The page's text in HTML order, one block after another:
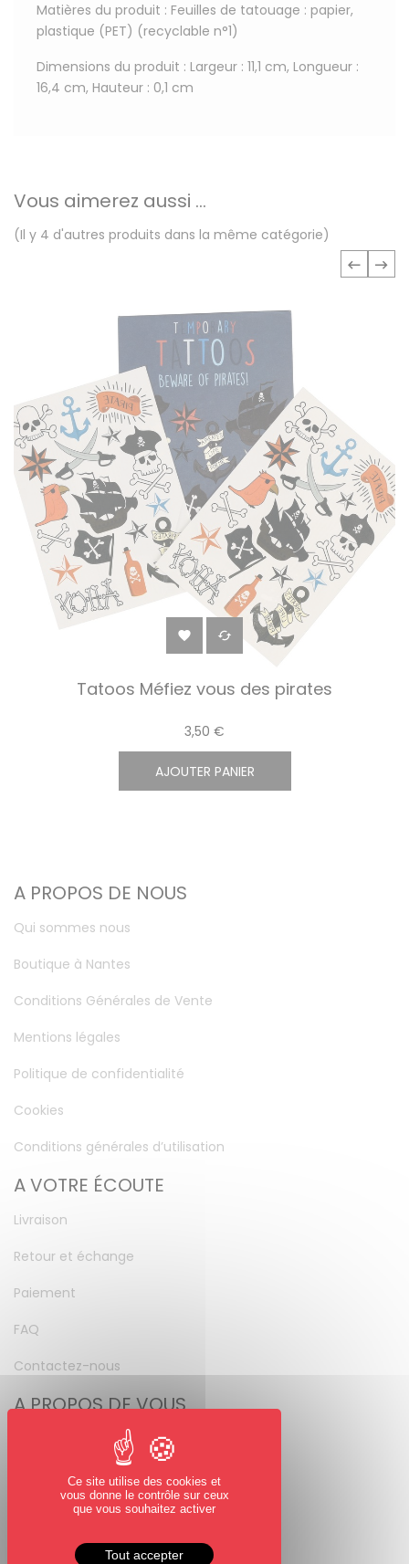
Matières du produit : Feuilles de tatouage : papier,
plastique (PET) (recyclable n°1)
Dimensions du produit : Largeur : 11,1 cm, Longueur :
16,4 cm, Hauteur : 0,1 cm
Vous aimerez aussi ...
(Il y 4 d'autres produits dans la même catégorie)
 
Tatoos Méfiez vous des pirates
3,50 €
AJOUTER PANIER
A PROPOS DE NOUS
Qui sommes nous
Boutique à Nantes
Conditions Générales de Vente
Mentions légales
Politique de confidentialité
Cookies
Conditions générales d’utilisation
A VOTRE ÉCOUTE
Livraison
Retour et échange
Paiement
FAQ
Contactez-nous
A PROPOS DE VOUS
Mot de passe perdu
NOUS SUIVRE
Facebook
Ce site utilise des cookies et
vous donne le contrôle sur ceux
que vous souhaitez activer
Tout accepter